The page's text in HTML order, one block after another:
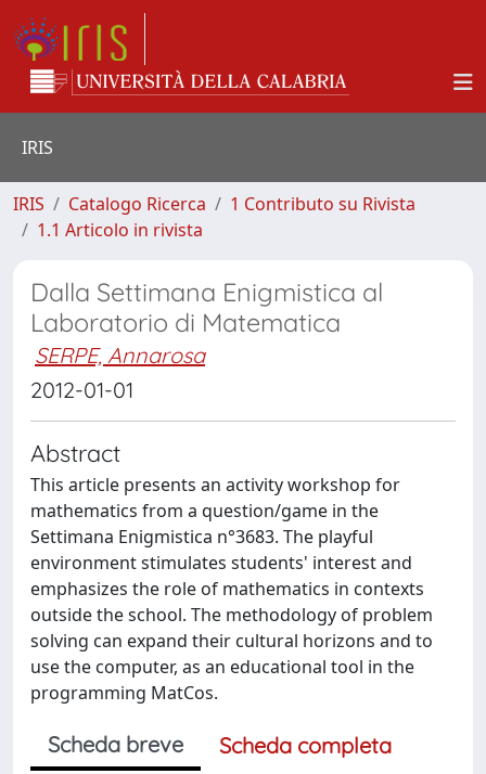
IRIS
IRIS Catalogo Ricerca
1 Contributo su Rivista
1.1 Articolo in rivista
Dalla Settimana Enigmistica al
Laboratorio di Matematica
SERPE, Annarosa
2012-01-01
Abstract
This article presents an activity workshop for
mathematics from a question/game in the
Settimana Enigmistica n°3683. The playful
environment stimulates students' interest and
emphasizes the role of mathematics in contexts
outside the school. The methodology of problem
solving can expand their cultural horizons and to
use the computer, as an educational tool in the
programming MatCos.
Scheda breve
Scheda completa